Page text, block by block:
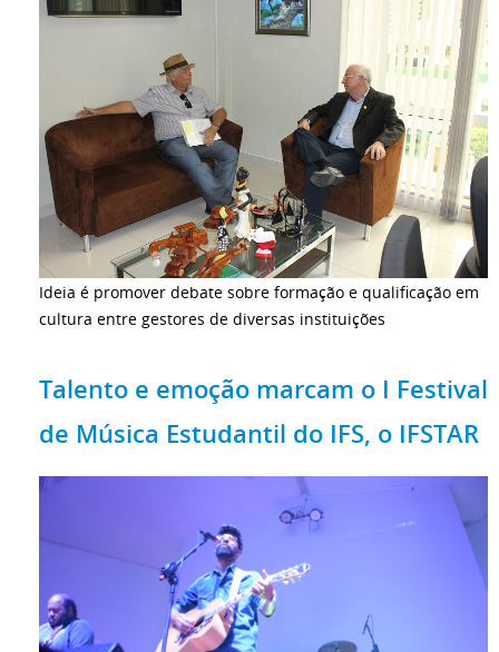
Ideia é promover debate sobre formação e qualificação em
cultura entre gestores de diversas instituições
Talento e emoção marcam o I Festival
de Música Estudantil do IFS, o IFSTAR